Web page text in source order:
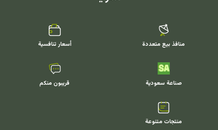
منافذ بيع متعددة أسعار تنافسية
صناعة سعودية قريبون منكم
منتجات متنوعة